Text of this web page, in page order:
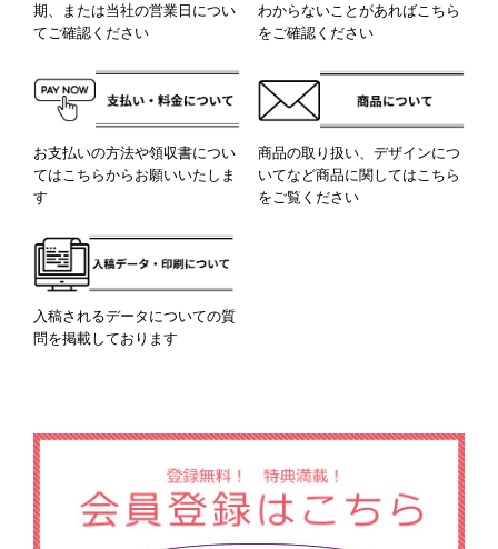
期、または当社の営業日につい
てご確認ください
わからないことがあればこちら
をご確認ください
お支払いの方法や領収書につい
てはこちらからお願いいたしま
す
商品の取り扱い、デザインにつ
いてなど商品に関してはこちら
をご覧ください
入稿されるデータについての質
問を掲載しております